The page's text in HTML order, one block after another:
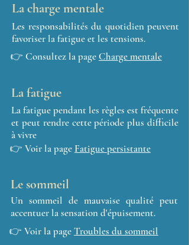
La charge mentale
Les responsabilités du quotidien peuvent
favoriser la fatigue et les tensions.
👉 Consultez la pageCharge mentale
La fatigue
La fatigue pendant les règles est fréquente
et peut rendre cette période plus difficile
à vivre
👉 Voir la page Fatigue persistante
Le sommeil
Un sommeil de mauvaise qualité peut
accentuer la sensation d'épuisement.
👉 Voir la pageTroubles du sommeil